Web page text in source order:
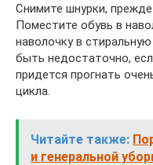
Снимите шнурки,
Поместите обувь в
наволочку в
быть недостаточно,
придется прогнать
цикла.
Читайте также:
и генеральной